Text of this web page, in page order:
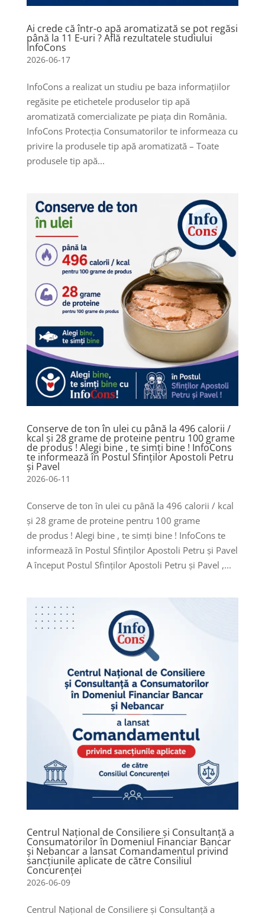
Ai crede că într-o apă aromatizată se pot regăsi
până la 11 E-uri ? Află rezultatele studiului
InfoCons
2026-06-17
InfoCons a realizat un studiu pe baza informațiilor
regăsite pe etichetele produselor tip apă
aromatizată comercializate pe piața din România.
InfoCons Protecția Consumatorilor te informeaza cu
privire la produsele tip apă aromatizată – Toate
produsele tip apă...
Conserve de ton în ulei cu până la 496 calorii /
kcal și 28 grame de proteine pentru 100 grame
de produs ! Alegi bine , te simți bine ! InfoCons
te informează în Postul Sfinților Apostoli Petru
și Pavel
2026-06-11
Conserve de ton în ulei cu până la 496 calorii / kcal
și 28 grame de proteine pentru 100 grame
de produs ! Alegi bine , te simți bine ! InfoCons te
informează în Postul Sfinților Apostoli Petru și Pavel
A început Postul Sfinților Apostoli Petru și Pavel ,...
Centrul Național de Consiliere și Consultanță a
Consumatorilor în Domeniul Financiar Bancar
și Nebancar a lansat Comandamentul privind
sancțiunile aplicate de către Consiliul
Concurenței
2026-06-09
Centrul Național de Consiliere și Consultanță a